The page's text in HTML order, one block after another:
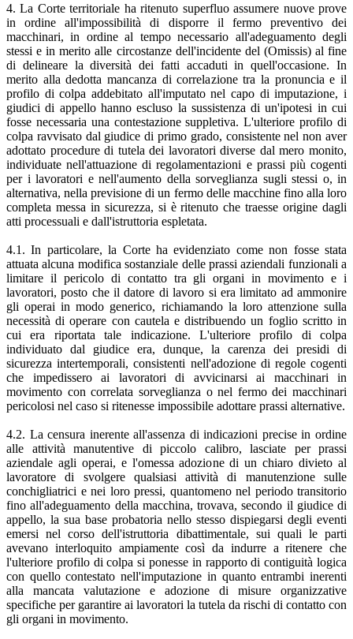
4. La Corte territoriale ha ritenuto superfluo assumere nuove prove
in ordine all'impossibilità di disporre il fermo preventivo dei
macchinari, in ordine al tempo necessario all'adeguamento degli
stessi e in merito alle circostanze dell'incidente del (Omissis) al fine
di delineare la diversità dei fatti accaduti in quell'occasione. In
merito alla dedotta mancanza di correlazione tra la pronuncia e il
profilo di colpa addebitato all'imputato nel capo di imputazione, i
giudici di appello hanno escluso la sussistenza di un'ipotesi in cui
fosse necessaria una contestazione suppletiva. L'ulteriore profilo di
colpa ravvisato dal giudice di primo grado, consistente nel non aver
adottato procedure di tutela dei lavoratori diverse dal mero monito,
individuate nell'attuazione di regolamentazioni e prassi più cogenti
per i lavoratori e nell'aumento della sorveglianza sugli stessi o, in
alternativa, nella previsione di un fermo delle macchine fino alla loro
completa messa in sicurezza, si è ritenuto che traesse origine dagli
atti processuali e dall'istruttoria espletata.
4.1. In particolare, la Corte ha evidenziato come non fosse stata
attuata alcuna modifica sostanziale delle prassi aziendali funzionali a
limitare il pericolo di contatto tra gli organi in movimento e i
lavoratori, posto che il datore di lavoro si era limitato ad ammonire
gli operai in modo generico, richiamando la loro attenzione sulla
necessità di operare con cautela e distribuendo un foglio scritto in
cui era riportata tale indicazione. L'ulteriore profilo di colpa
individuato dal giudice era, dunque, la carenza dei presidi di
sicurezza intertemporali, consistenti nell'adozione di regole cogenti
che impedissero ai lavoratori di avvicinarsi ai macchinari in
movimento con correlata sorveglianza o nel fermo dei macchinari
pericolosi nel caso si ritenesse impossibile adottare prassi alternative.
4.2. La censura inerente all'assenza di indicazioni precise in ordine
alle attività manutentive di piccolo calibro, lasciate per prassi
aziendale agli operai, e l'omessa adozione di un chiaro divieto al
lavoratore di svolgere qualsiasi attività di manutenzione sulle
conchigliatrici e nei loro pressi, quantomeno nel periodo transitorio
fino all'adeguamento della macchina, trovava, secondo il giudice di
appello, la sua base probatoria nello stesso dispiegarsi degli eventi
emersi nel corso dell'istruttoria dibattimentale, sui quali le parti
avevano interloquito ampiamente così da indurre a ritenere che
l'ulteriore profilo di colpa si ponesse in rapporto di contiguità logica
con quello contestato nell'imputazione in quanto entrambi inerenti
alla mancata valutazione e adozione di misure organizzative
specifiche per garantire ai lavoratori la tutela da rischi di contatto con
gli organi in movimento.